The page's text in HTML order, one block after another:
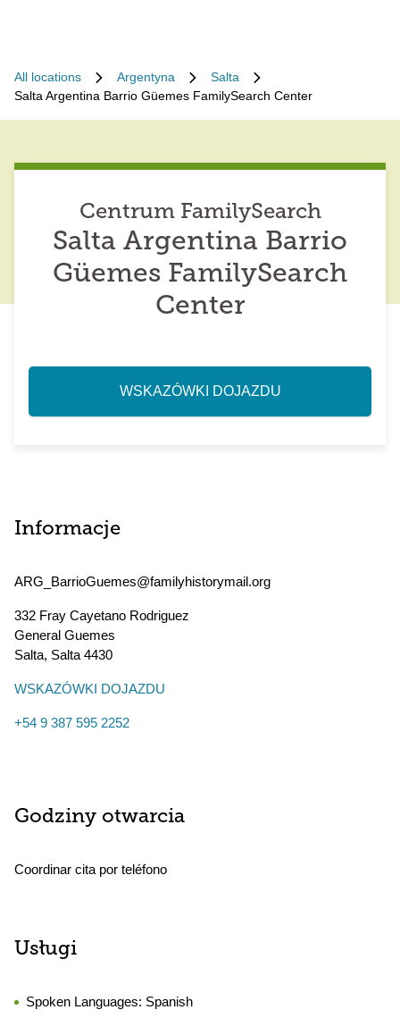
All locations Argentyna
Salta
Salta Argentina Barrio Güemes FamilySearch Center
Centrum FamilySearch
Salta Argentina Barrio
Güemes FamilySearch
Center
WSKAZÓWKI DOJAZDU
Informacje
ARG_BarrioGuemes@familyhistorymail.org
332 Fray Cayetano Rodriguez
General Guemes
Salta, Salta 4430
WSKAZÓWKI DOJAZDU
+54 9 387 595 2252
Godziny otwarcia
Coordinar cita por teléfono
Usługi
Spoken Languages: Spanish